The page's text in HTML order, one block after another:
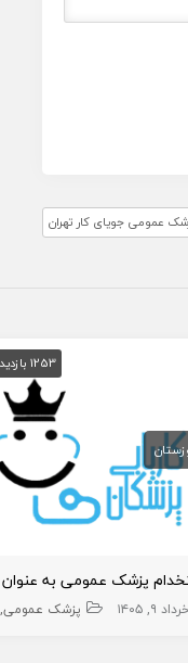
عمومی جویای کار تهران
1253 بازدید
خرداد ۹, ۱۴۰۵ پزشک عمومی